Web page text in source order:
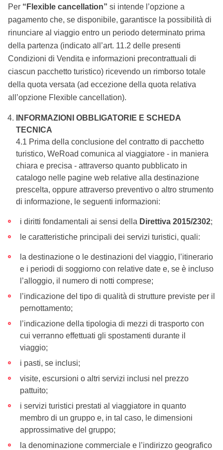
Per “Flexible cancellation” si intende l’opzione a
pagamento che, se disponibile, garantisce la possibilità di
rinunciare al viaggio entro un periodo determinato prima
della partenza (indicato all’art. 11.2 delle presenti
Condizioni di Vendita e informazioni precontrattuali di
ciascun pacchetto turistico) ricevendo un rimborso totale
della quota versata (ad eccezione della quota relativa
all’opzione Flexible cancellation).
INFORMAZIONI OBBLIGATORIE E SCHEDA
TECNICA
4.1 Prima della conclusione del contratto di pacchetto
turistico, WeRoad comunica al viaggiatore - in maniera
chiara e precisa - attraverso quanto pubblicato in
catalogo nelle pagine web relative alla destinazione
prescelta, oppure attraverso preventivo o altro strumento
di informazione, le seguenti informazioni:
i diritti fondamentali ai sensi della Direttiva 2015/2302;
le caratteristiche principali dei servizi turistici, quali:
la destinazione o le destinazioni del viaggio, l’itinerario
e i periodi di soggiorno con relative date e, se è incluso
l’alloggio, il numero di notti comprese;
l’indicazione del tipo di qualità di strutture previste per il
pernottamento;
l’indicazione della tipologia di mezzi di trasporto con
cui verranno effettuati gli spostamenti durante il
viaggio;
i pasti, se inclusi;
visite, escursioni o altri servizi inclusi nel prezzo
pattuito;
i servizi turistici prestati al viaggiatore in quanto
membro di un gruppo e, in tal caso, le dimensioni
approssimative del gruppo;
la denominazione commerciale e l’indirizzo geografico